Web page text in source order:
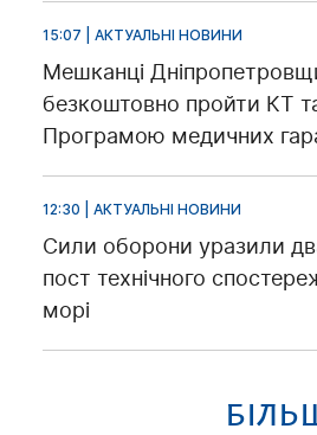
15:07 | АКТУАЛЬНІ НОВИНИ
Мешканці
безкоштовно пройти КТ
Програмою медичних
12:30 | АКТУАЛЬНІ НОВИНИ
Сили оборони уразили
пост технічного
морі